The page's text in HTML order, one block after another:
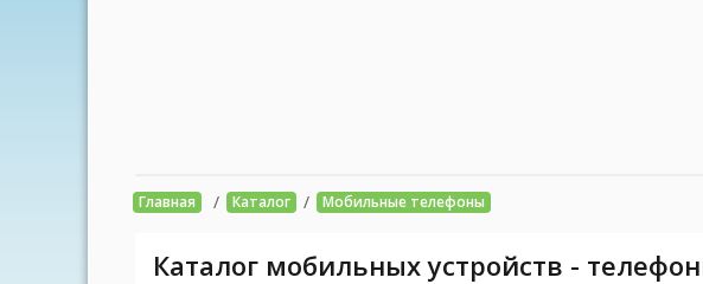
Главная / Каталог / Мобильные телефоны
Каталог мобильных устройств -